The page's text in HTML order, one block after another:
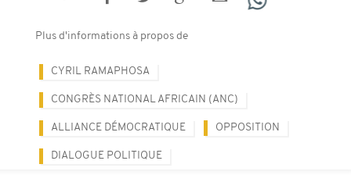
Plus d'informations à propos de
CYRIL RAMAPHOSA
CONGRÈS NATIONAL AFRICAIN (ANC)
ALLIANCE DÉMOCRATIQUE OPPOSITION
DIALOGUE POLITIQUE